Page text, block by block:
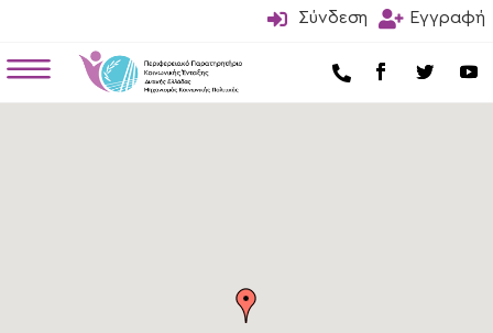
 Σύνδεση  Εγγραφή
